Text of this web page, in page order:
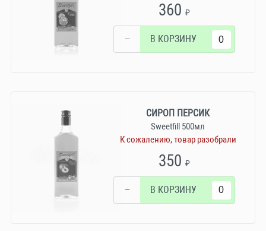
360₽
− В КОРЗИНУ
СИРОП ПЕРСИК
Sweetfill 500мл
К сожалению, товар разобрали
350₽
− В КОРЗИНУ